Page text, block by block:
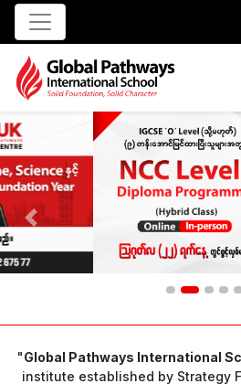
Previous
"Global Pathways International
institute established by Strategy